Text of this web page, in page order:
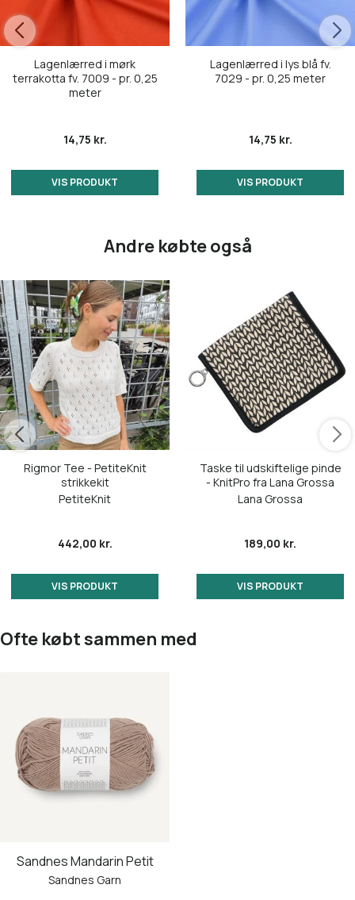
Lagenlærred i mørk
terrakotta fv. 7009 - pr. 0,25
meter
14,75 kr.
VIS PRODUKT
Lagenlærred i lys blå fv.
7029 - pr. 0,25 meter
14,75 kr.
VIS PRODUKT
Andre købte også
Rigmor Tee - PetiteKnit
strikkekit
PetiteKnit
442,00 kr.
VIS PRODUKT
Taske til udskiftelige pinde
- KnitPro fra Lana Grossa
Lana Grossa
189,00 kr.
VIS PRODUKT
Ofte købt sammen med
Sandnes Mandarin Petit
Sandnes Garn